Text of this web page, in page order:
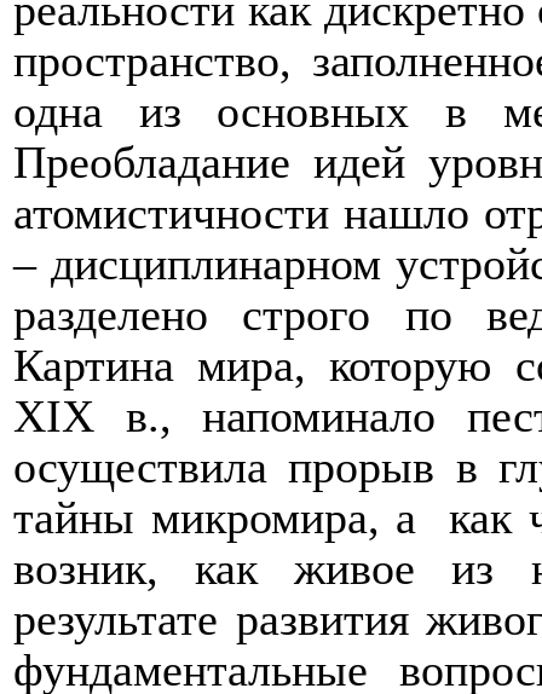
пространство,
одна из основных в
Преобладание идей
атомистичности нашло
– дисциплинарном
разделено строго по
Картина мира, которую
XIX в., напоминало
осуществила прорыв в
тайны микромира, а
как
возник, как живое из
результате развития
фундаментальные